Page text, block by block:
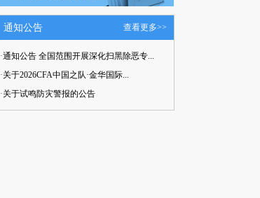
通知公告 查看更多>>
·通知公告 全国范围开展深化扫黑除恶专...
·关于2026CFA中国之队·金华国际...
·关于试鸣防灾警报的公告